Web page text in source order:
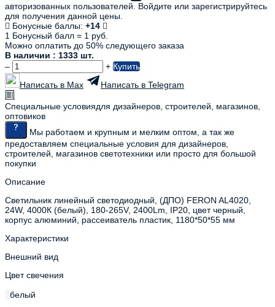
авторизованных пользователей. Войдите или зарегистрируйтесь
для получения данной цены.
Бонусные баллы: +14
1 Бонусный балл = 1 руб.
Можно оплатить до 50% следующего заказа
В наличии : 1333 шт.
–
+ Купить
Написать в Max
Написать в Telegram
Специальные условиядля дизайнеров, строителей, магазинов,
оптовиков
Мы работаем и крупным и мелким оптом, а так же
предоставляем специальные условия для дизайнеров,
строителей, магазинов светотехники или просто для большой
покупки
Описание
Светильник линейный светодиодный, (ДПО) FERON AL4020,
24W, 4000К (белый), 180-265V, 2400Lm, IP20, цвет черный,
корпус алюминий, рассеиватель пластик, 1180*50*55 мм
Характеристики
Внешний вид
Цвет свечения
белый